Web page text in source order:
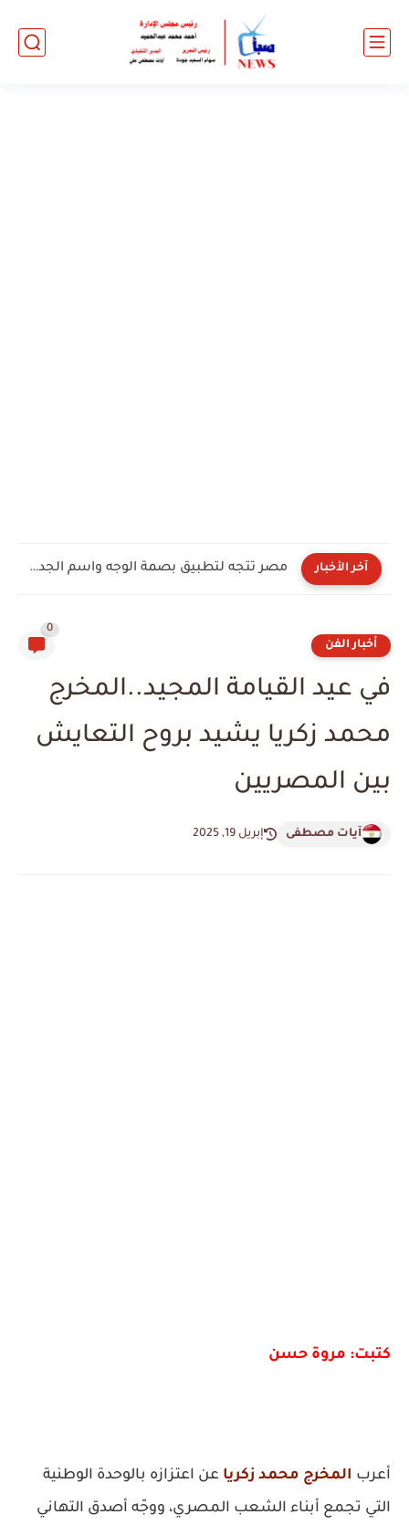
آخر الأخبار مصر تتجه لتطبيق بصمة الوجه واسم الجدة لتسجيل خطوط المحمول
أخبار الفن
0
في عيد القيامة المجيد..المخرج
محمد زكريا يشيد بروح التعايش
بين المصريين
آيات مصطفى إبريل 19, 2025
كتبت: مروة حسن
أعرب المخرج محمد زكريا عن اعتزازه بالوحدة الوطنية
التي تجمع أبناء الشعب المصري، ووجّه أصدق التهاني